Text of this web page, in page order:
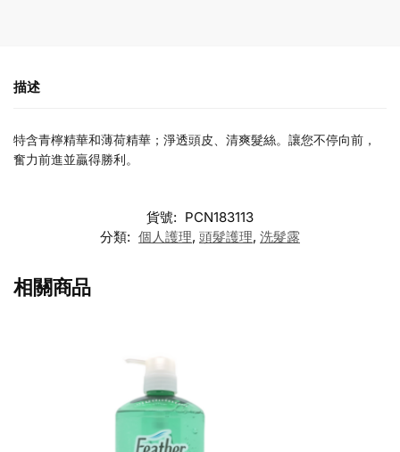
描述
特含青檸精華和薄荷精華；淨透頭皮、清爽髮絲。讓您不停向前，
奮力前進並贏得勝利。
貨號: PCN183113
分類: 個人護理, 頭髮護理, 洗髮露
相關商品